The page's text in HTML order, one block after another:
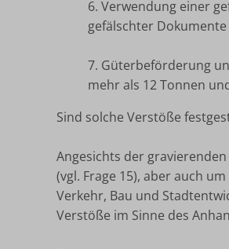
6. Verwendung einer
gefälschter
7. Güterbeförderung
mehr als 12 Tonnen
Sind solche Verstöße
Angesichts der
(vgl. Frage 15), aber auch
Verkehr, Bau und
Verstöße im Sinne des